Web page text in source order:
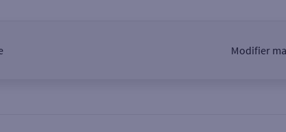
Modifier